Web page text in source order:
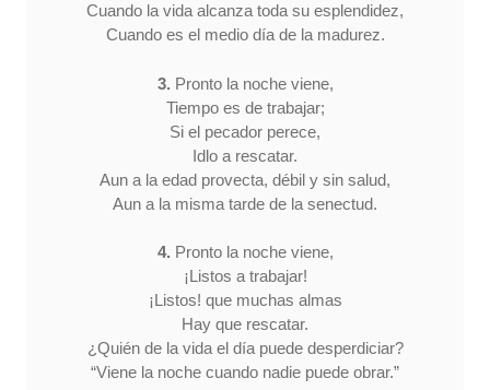
Cuando la vida alcanza toda su esplendidez,
Cuando es el medio día de la madurez.
3. Pronto la noche viene,
Tiempo es de trabajar;
Si el pecador perece,
Idlo a rescatar.
Aun a la edad provecta, débil y sin salud,
Aun a la misma tarde de la senectud.
4. Pronto la noche viene,
¡Listos a trabajar!
¡Listos! que muchas almas
Hay que rescatar.
¿Quién de la vida el día puede desperdiciar?
“Viene la noche cuando nadie puede obrar.”